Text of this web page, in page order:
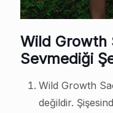
Wild Growth
Sevmediği
Wild Growth
değildir.